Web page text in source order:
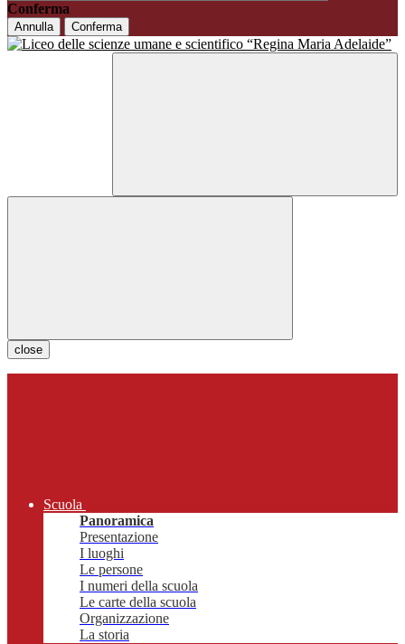
Conferma
Annulla Conferma
close
Scuola
Panoramica
Presentazione
I luoghi
Le persone
I numeri della scuola
Le carte della scuola
Organizzazione
La storia